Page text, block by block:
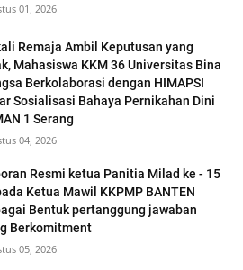
01, 2026
Remaja Ambil Keputusan yang
Mahasiswa KKM 36 Universitas Bina
Berkolaborasi dengan HIMAPSI
Sosialisasi Bahaya Pernikahan Dini
1 Serang
04, 2026
Resmi ketua Panitia Milad ke - 15
Ketua Mawil KKPMP BANTEN
Bentuk pertanggung jawaban
Berkomitment
05, 2026